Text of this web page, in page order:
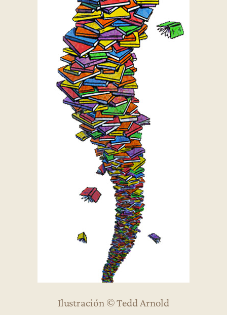
Ilustración © Tedd Arnold